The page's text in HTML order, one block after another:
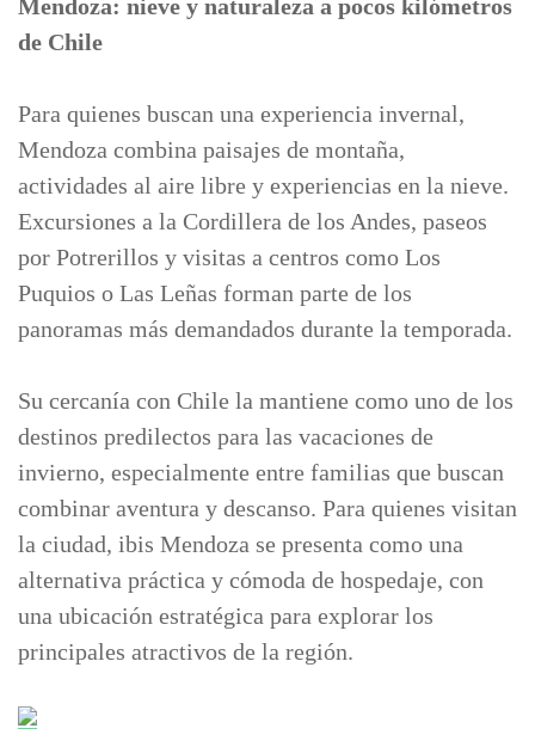
Mendoza: nieve y naturaleza a pocos kilómetros
de Chile
Para quienes buscan una experiencia invernal,
Mendoza combina paisajes de montaña,
actividades al aire libre y experiencias en la nieve.
Excursiones a la Cordillera de los Andes, paseos
por Potrerillos y visitas a centros como Los
Puquios o Las Leñas forman parte de los
panoramas más demandados durante la temporada.
Su cercanía con Chile la mantiene como uno de los
destinos predilectos para las vacaciones de
invierno, especialmente entre familias que buscan
combinar aventura y descanso. Para quienes visitan
la ciudad, ibis Mendoza se presenta como una
alternativa práctica y cómoda de hospedaje, con
una ubicación estratégica para explorar los
principales atractivos de la región.